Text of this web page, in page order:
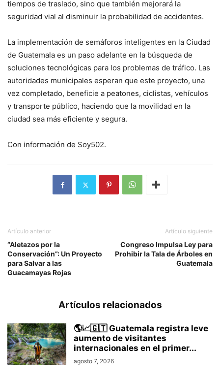
tiempos de traslado, sino que también mejorará la
seguridad vial al disminuir la probabilidad de accidentes.
La implementación de semáforos inteligentes en la Ciudad
de Guatemala es un paso adelante en la búsqueda de
soluciones tecnológicas para los problemas de tráfico. Las
autoridades municipales esperan que este proyecto, una
vez completado, beneficie a peatones, ciclistas, vehículos
y transporte público, haciendo que la movilidad en la
ciudad sea más eficiente y segura.
Con información de Soy502.
Artículo anterior
“Aletazos por la
Conservación”: Un Proyecto
para Salvar a las
Guacamayas Rojas
Artículo siguiente
Congreso Impulsa Ley para
Prohibir la Tala de Árboles en
Guatemala
Artículos relacionados
🌎📈🇬🇹 Guatemala registra leve
aumento de visitantes
internacionales en el primer...
agosto 7, 2026